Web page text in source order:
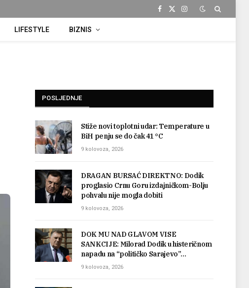
Facebook
X
Instagram
LIFESTYLE BIZNIS
POSLJEDNJE
Stiže novi toplotni udar: Temperature u
BiH penju se do čak 41 °C
9 kolovoza, 2026
DRAGAN BURSAĆ DIREKTNO: Dodik
proglasio Crnu Goru izdajničkom-Bolju
pohvalu nije mogla dobiti
9 kolovoza, 2026
DOK MU NAD GLAVOM VISE
SANKCIJE: Milorad Dodik u histeričnom
napadu na “političko Sarajevo”…
9 kolovoza, 2026